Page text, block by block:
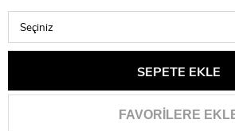
FAVORILERE